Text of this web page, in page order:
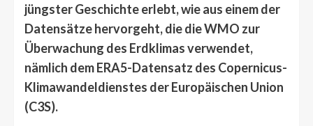
jüngster Geschichte erlebt, wie aus einem der
Datensätze hervorgeht, die die WMO zur
Überwachung des Erdklimas verwendet,
nämlich dem ERA5-Datensatz des Copernicus-
Klimawandeldienstes der Europäischen Union
(C3S).